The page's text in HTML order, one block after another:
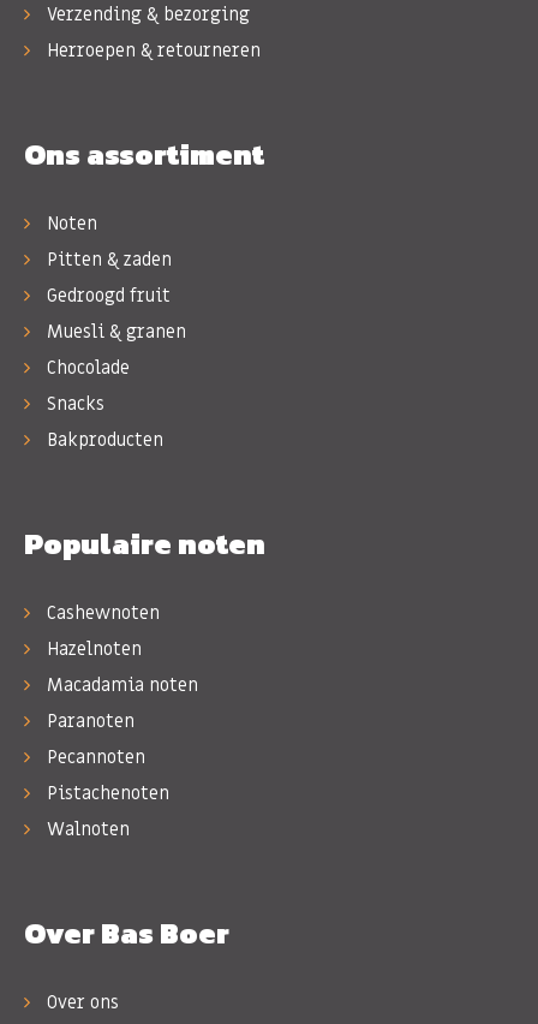
Verzending & bezorging
Herroepen & retourneren
Ons assortiment
Noten
Pitten & zaden
Gedroogd fruit
Muesli & granen
Chocolade
Snacks
Bakproducten
Populaire noten
Cashewnoten
Hazelnoten
Macadamia noten
Paranoten
Pecannoten
Pistachenoten
Walnoten
Over Bas Boer
Over ons